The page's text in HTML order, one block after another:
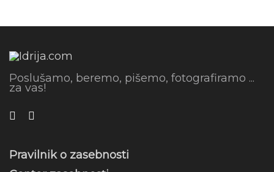
Poslušamo, beremo, pišemo, fotografiramo ...
za vas!
Pravilnik o zasebnosti